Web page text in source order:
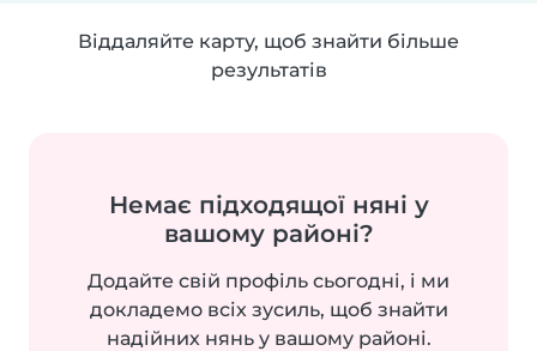
Віддаляйте карту, щоб знайти більше
результатів
Немає підходящої няні у
вашому районі?
Додайте свій профіль сьогодні, і ми
докладемо всіх зусиль, щоб знайти
надійних нянь у вашому районі.